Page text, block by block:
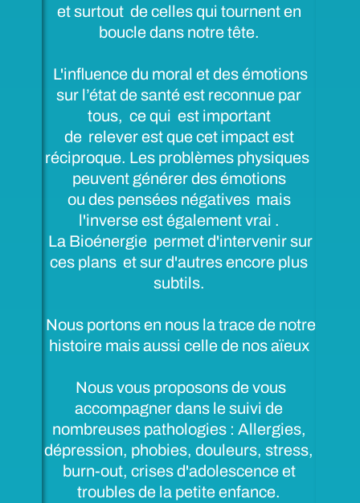
et surtout de celles qui tournent en
boucle dans notre tête.
L'influence du moral et des émotions
sur l’état de santé est reconnue par
tous, ce qui est important
de relever est que cet impact est
réciproque. Les problèmes physiques
peuvent générer des émotions
ou des pensées négativesmais
l'inverse est également vrai .
La Bioénergie permet d'intervenir sur
ces plans et sur d'autres encore plus
subtils.
Nous portons en nous la trace de notre
histoire mais aussi celle de nos aïeux
Nous vous proposons de vous
accompagner dans le suivi de
nombreuses pathologies : Allergies,
dépression, phobies, douleurs, stress,
burn-out, crises d'adolescence et
troubles de la petite enfance.